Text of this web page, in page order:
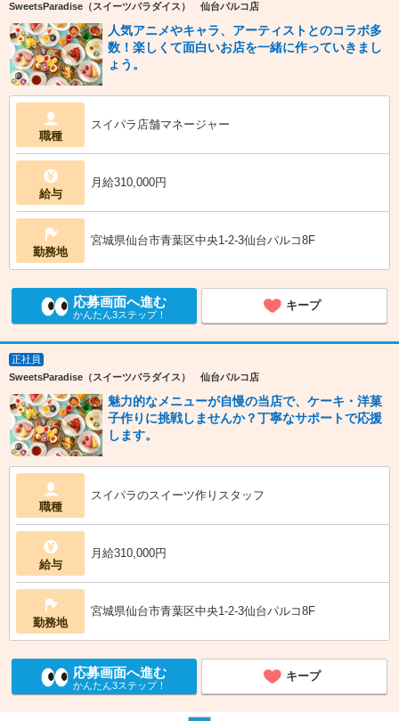
SweetsParadise（スイーツパラダイス） 仙台パルコ店
人気アニメやキャラ、アーティストとのコラボ多
数！楽しくて面白いお店を一緒に作っていきまし
ょう。
職種
スイパラ店舗マネージャー
給与
月給310,000円
勤務地
宮城県仙台市青葉区中央1-2-3仙台パルコ8F
応募画面へ進む
かんたん3ステップ！
キープ
正社員
SweetsParadise（スイーツパラダイス） 仙台パルコ店
魅力的なメニューが自慢の当店で、ケーキ・洋菓
子作りに挑戦しませんか？丁寧なサポートで応援
します。
職種
スイパラのスイーツ作りスタッフ
給与
月給310,000円
勤務地
宮城県仙台市青葉区中央1-2-3仙台パルコ8F
応募画面へ進む
かんたん3ステップ！
キープ